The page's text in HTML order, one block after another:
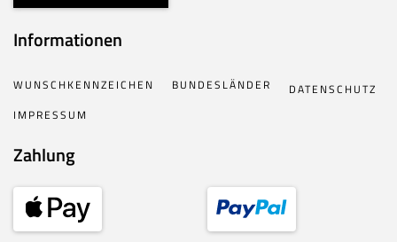
Informationen
WUNSCHKENNZEICHEN BUNDESLÄNDER
DATENSCHUTZ
IMPRESSUM
Zahlung